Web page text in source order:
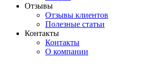
Отзывы
Отзывы клиентов
Полезные статьи
Контакты
Контакты
О компании